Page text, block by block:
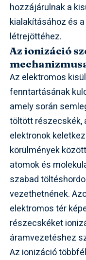
hozzájárulnak a
kialakításához és
létrejöttéhez.
Az ionizáció
Az elektromos
fenntartásának
amely során
töltött részecskék,
elektronok
körülmények
atomok és
szabad
vezethetnének.
elektromos tér
részecskéket
áramvezetéshez
Az ionizáció